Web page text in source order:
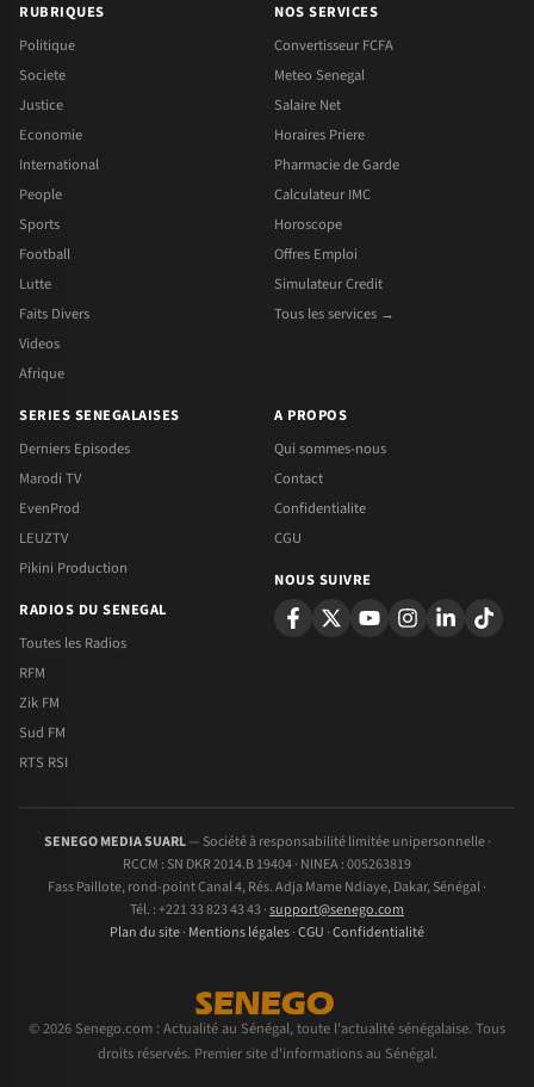
RUBRIQUES
Politique
Societe
Justice
Economie
International
People
Sports
Football
Lutte
Faits Divers
Videos
Afrique
NOS SERVICES
Convertisseur FCFA
Meteo Senegal
Salaire Net
Horaires Priere
Pharmacie de Garde
Calculateur IMC
Horoscope
Offres Emploi
Simulateur Credit
Tous les services →
SERIES SENEGALAISES
Derniers Episodes
Marodi TV
EvenProd
LEUZTV
Pikini Production
RADIOS DU SENEGAL
Toutes les Radios
RFM
Zik FM
Sud FM
RTS RSI
A PROPOS
Qui sommes-nous
Contact
Confidentialite
CGU
NOUS SUIVRE
SENEGO MEDIA SUARL— Société à responsabilité limitée unipersonnelle ·
RCCM : SN DKR 2014.B 19404 · NINEA : 005263819
Fass Paillote, rond-point Canal 4, Rés. Adja Mame Ndiaye, Dakar, Sénégal ·
Tél. : +221 33 823 43 43 ·support@senego.com
Plan du site· Mentions légales·CGU ·Confidentialité
© 2026 Senego.com : Actualité au Sénégal, toute l'actualité sénégalaise. Tous
droits réservés. Premier site d'informations au Sénégal.